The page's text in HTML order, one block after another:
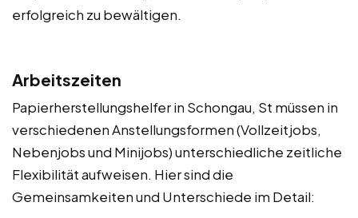
erfolgreich zu bewältigen.
Arbeitszeiten
Papierherstellungshelfer in Schongau, St müssen in
verschiedenen Anstellungsformen (Vollzeitjobs,
Nebenjobs und Minijobs) unterschiedliche zeitliche
Flexibilität aufweisen. Hier sind die
Gemeinsamkeiten und Unterschiede im Detail: